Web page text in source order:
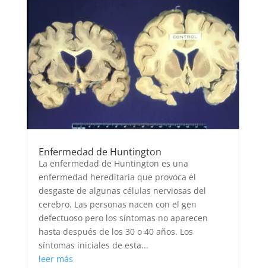
Enfermedad de Huntington
La enfermedad de Huntington es una
enfermedad hereditaria que provoca el
desgaste de algunas células nerviosas del
cerebro. Las personas nacen con el gen
defectuoso pero los síntomas no aparecen
hasta después de los 30 o 40 años. Los
síntomas iniciales de esta...
leer más